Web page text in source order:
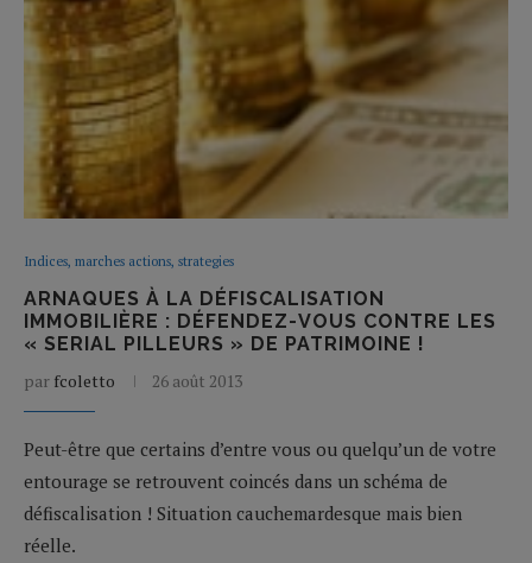
Indices, marches actions, strategies
ARNAQUES À LA DÉFISCALISATION
IMMOBILIÈRE : DÉFENDEZ-VOUS CONTRE LES
« SERIAL PILLEURS » DE PATRIMOINE !
par fcoletto 26 août 2013
Peut-être que certains d’entre vous ou quelqu’un de votre
entourage se retrouvent coincés dans un schéma de
défiscalisation ! Situation cauchemardesque mais bien
réelle.